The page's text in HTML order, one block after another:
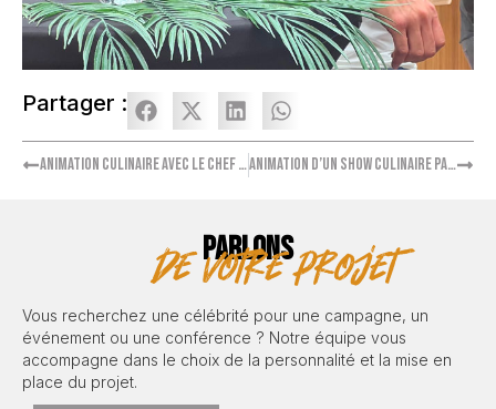
Partager :
Animation culinaire avec le chef Michel Sarran Animation d’un show culinaire par Norbert Tarayre
PARLONS
de votre projet
Vous recherchez une célébrité pour une campagne, un
événement ou une conférence ? Notre équipe vous
accompagne dans le choix de la personnalité et la mise en
place du projet.